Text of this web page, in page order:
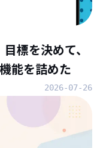
標を決めて、
能を詰めた
2026-07-26